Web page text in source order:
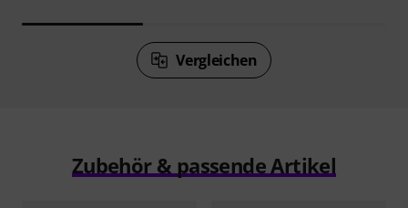
Vergleichen
Zubehör & passende Artikel